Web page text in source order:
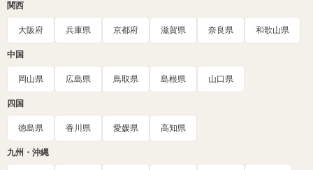
関西
大阪府 兵庫県 京都府 滋賀県 奈良県 和歌山県
中国
岡山県 広島県 鳥取県 島根県 山口県
四国
徳島県 香川県 愛媛県 高知県
九州・沖縄